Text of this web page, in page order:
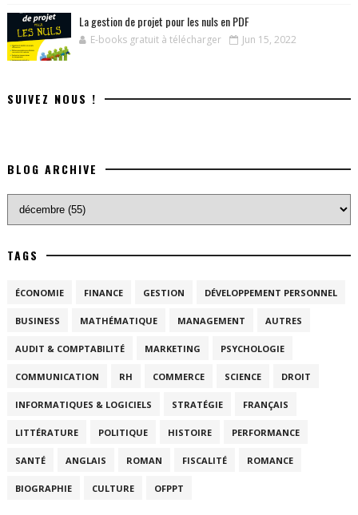
La gestion de projet pour les nuls en PDF
E-books gratuit à télécharger Jun 15, 2022
SUIVEZ NOUS !
BLOG ARCHIVE
TAGS
ÉCONOMIE FINANCE GESTION DÉVELOPPEMENT PERSONNEL
BUSINESS MATHÉMATIQUE MANAGEMENT AUTRES
AUDIT & COMPTABILITÉ MARKETING PSYCHOLOGIE
COMMUNICATION RH COMMERCE SCIENCE DROIT
INFORMATIQUES & LOGICIELS STRATÉGIE FRANÇAIS
LITTÉRATURE POLITIQUE HISTOIRE PERFORMANCE
SANTÉ ANGLAIS ROMAN FISCALITÉ ROMANCE
BIOGRAPHIE CULTURE OFPPT